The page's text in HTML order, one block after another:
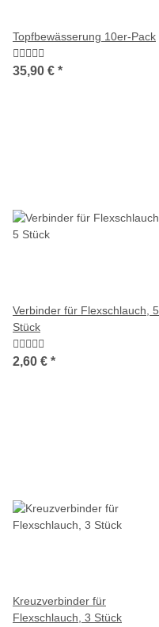
Topfbewässerung 10er-Pack
35,90 € *
Verbinder für Flexschlauch, 5
Stück
2,60 € *
Kreuzverbinder für
Flexschlauch, 3 Stück